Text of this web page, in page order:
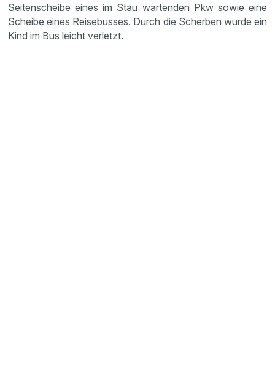
Seitenscheibe eines im Stau wartenden Pkw sowie eine
Scheibe eines Reisebusses. Durch die Scherben wurde ein
Kind im Bus leicht verletzt.